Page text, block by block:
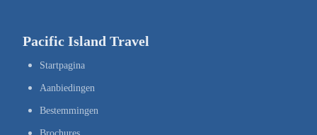
Pacific Island Travel
Startpagina
Aanbiedingen
Bestemmingen